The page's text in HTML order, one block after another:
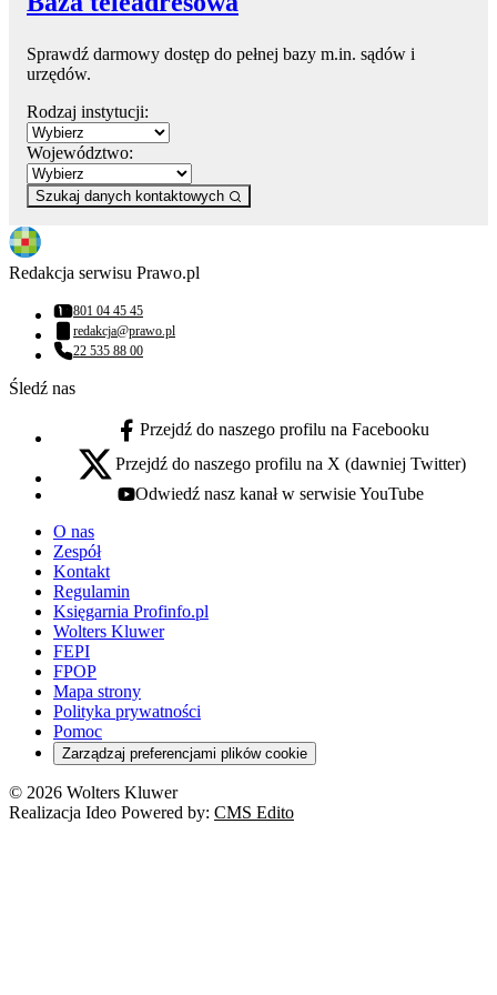
Sprawdź darmowy dostęp do pełnej bazy m.in. sądów i
urzędów.
Rodzaj instytucji:
Województwo:
Szukaj danych kontaktowych
Redakcja serwisu Prawo.pl
Numer telefonu:
801 04 45 45
Adres email:
redakcja@prawo.pl
Numer telefonu:
22 535 88 00
Śledź nas
facebook - otwiera się w nowej karcie
Przejdź do naszego profilu na Facebooku
x - otwiera się w nowej karcie
Przejdź do naszego profilu na X (dawniej Twitter)
youtube - otwiera się w nowej karcie
Odwiedź nasz kanał w serwisie YouTube
O nas
Zespół
Kontakt
Regulamin
Księgarnia Profinfo.pl
Wolters Kluwer
FEPI
FPOP
Mapa strony
Polityka prywatności
Pomoc
Zarządzaj preferencjami plików cookie
© 2026 Wolters Kluwer
Realizacja Ideo Powered by: CMS Edito